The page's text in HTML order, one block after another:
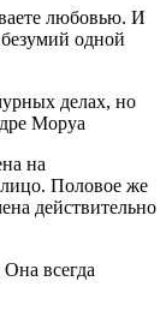
любовью. И
одной
делах, но
Моруа
на
Половое же
действительно
всегда